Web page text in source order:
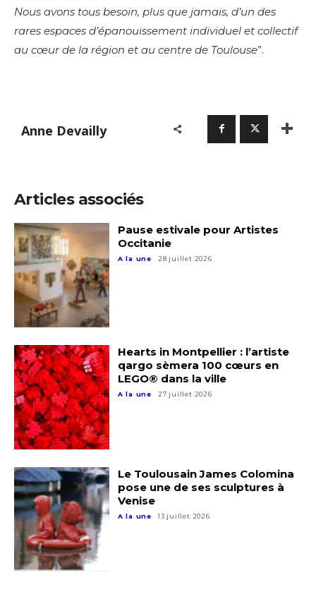
Adresse email*
Nom
Prénom
Adresse email*
Nous avons tous besoin, plus que jamais, d’un des
rares espaces d’épanouissement individuel et collectif
au cœur de la région et au centre de Toulouse”.
Anne Devailly
Articles associés
Pause estivale pour Artistes
Occitanie
A la une 28 juillet 2026
Hearts in Montpellier : l’artiste
qargo sèmera 100 cœurs en
LEGO® dans la ville
A la une 27 juillet 2026
Le Toulousain James Colomina
pose une de ses sculptures à
Venise
A la une 13 juillet 2026